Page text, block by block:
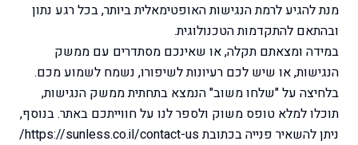
מנת להגיע לרמת הנגישות האופטימאלית ביותר, בכל רגע נתון
ובהתאם להתקדמות הטכנולוגית.
במידה ומצאתם תקלה, או שאינכם מסתדרים עם ממשק
הנגישות, או שיש לכם רעיונות לשיפורו, נשמח לשמוע מכם.
בלחיצה על "שלחו משוב" הנמצא בתחתית ממשק הנגישות,
תוכלו למלא טופס משוק ולספר לנו על חווייתכם באתר. בנוסף,
ניתן להשאיר פנייה בכתובת https://sunless.co.il/contact-us/